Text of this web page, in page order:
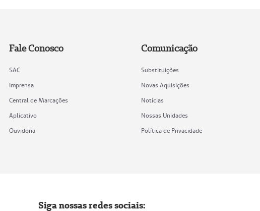
Fale Conosco
SAC
Imprensa
Central de Marcações
Aplicativo
Ouvidoria
Comunicação
Substituições
Novas Aquisições
Notícias
Nossas Unidades
Política de Privacidade
Siga nossas redes sociais: